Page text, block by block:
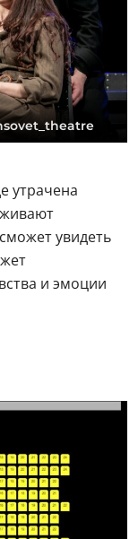
утрачена
увидеть
и эмоции